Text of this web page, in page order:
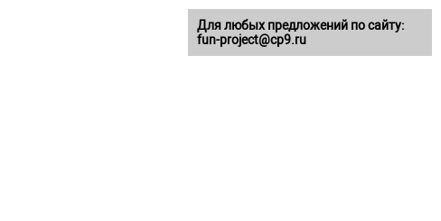
Для любых предложений по сайту:
fun-project@cp9.ru